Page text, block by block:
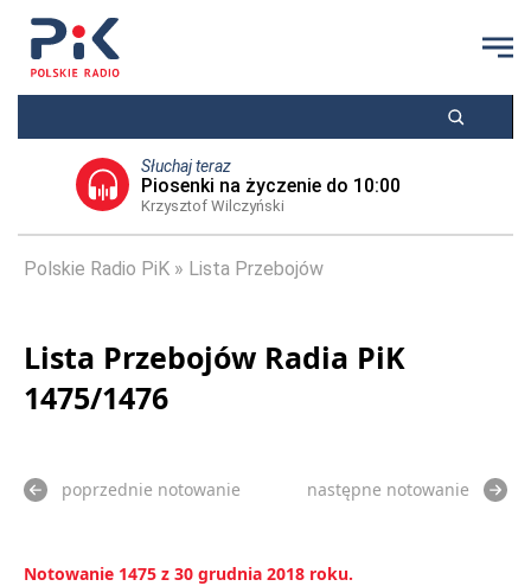
Słuchaj teraz
Piosenki na życzenie do 10:00
Krzysztof Wilczyński
Polskie Radio PiK Lista Przebojów
Lista Przebojów Radia PiK
1475/1476
poprzednie notowanie następne notowanie
Notowanie 1475 z 30 grudnia 2018 roku.